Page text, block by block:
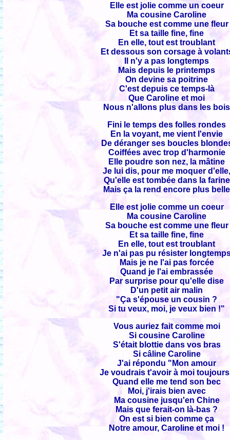
Elle est jolie comme un coeur
Ma cousine Caroline
Sa bouche est comme une fleur
Et sa taille fine, fine
En elle, tout est troublant
Et dessous son corsage à
Il n'y a pas longtemps
Mais depuis le printemps
On devine sa poitrine
C'est depuis ce temps-là
Que Caroline et moi
Nous n'allons plus dans les bois
Fini le temps des folles rondes
En la voyant, me vient l'envie
De déranger ses boucles
Coiffées avec trop d'harmonie
Elle poudre son nez, la mâtine
Je lui dis, pour me moquer
Qu'elle est tombée dans la farine
Mais ça la rend encore plus belle
Elle est jolie comme un coeur
Ma cousine Caroline
Sa bouche est comme une fleur
Et sa taille fine, fine
En elle, tout est troublant
Je n'ai pas pu résister
Mais je ne l'ai pas forcée
Quand je l'ai embrassée
Par surprise pour qu'elle dise
D'un petit air malin
"Ça s'épouse un cousin ?
Si tu veux, moi, je veux bien !"
Vous auriez fait comme moi
Si cousine Caroline
S'était blottie dans vos bras
Si câline Caroline
J'ai répondu "Mon amour
Je voudrais t'avoir à moi
Quand elle me tend son bec
Moi, j'irais bien avec
Ma cousine jusqu'en Chine
Mais que ferait-on là-bas ?
On est si bien comme ça
Notre amour, Caroline et moi !